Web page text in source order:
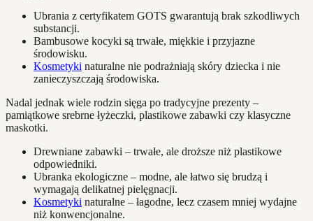
Ubrania z certyfikatem GOTS gwarantują brak szkodliwych
substancji.
Bambusowe kocyki są trwałe, miękkie i przyjazne
środowisku.
Kosmetyki naturalne nie podrażniają skóry dziecka i nie
zanieczyszczają środowiska.
Nadal jednak wiele rodzin sięga po tradycyjne prezenty –
pamiątkowe srebrne łyżeczki, plastikowe zabawki czy klasyczne
maskotki.
Drewniane zabawki – trwałe, ale droższe niż plastikowe
odpowiedniki.
Ubranka ekologiczne – modne, ale łatwo się brudzą i
wymagają delikatnej pielęgnacji.
Kosmetyki naturalne – łagodne, lecz czasem mniej wydajne
niż konwencjonalne.